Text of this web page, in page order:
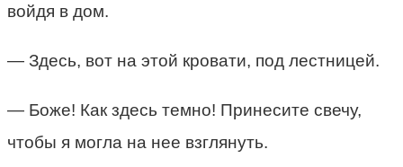
войдя в дом.
— Здесь, вот на этой кровати, под лестницей.
— Боже! Как здесь темно! Принесите свечу,
чтобы я могла на нее взглянуть.